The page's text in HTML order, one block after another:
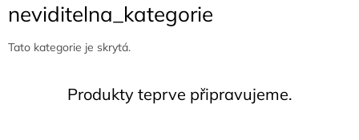
neviditelna_kategorie
Tato kategorie je skrytá.
Produkty teprve připravujeme.